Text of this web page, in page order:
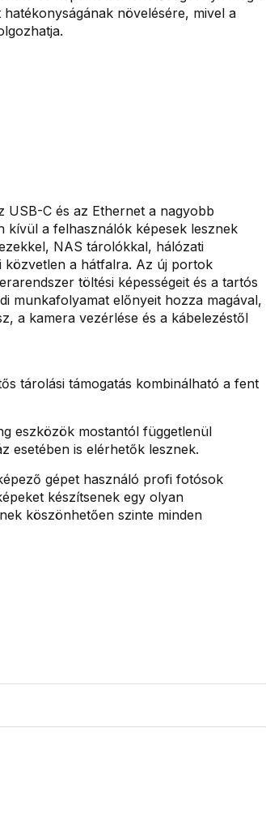
növelésére, mivel a
C és az Ethernet a nagyobb
kívül a felhasználók képesek lesznek
NAS tárolókkal, hálózati
közvetlen a hátfalra. Az új portok
töltési képességeit és a tartós
munkafolyamat előnyeit hozza magával,
a kamera vezérlése és a kábelezéstől
tárolási támogatás kombinálható a fent
eszközök mostantól függetlenül
esetében is elérhetők lesznek.
gépet használó profi fotósok
készítsenek egy olyan
köszönhetően szinte minden